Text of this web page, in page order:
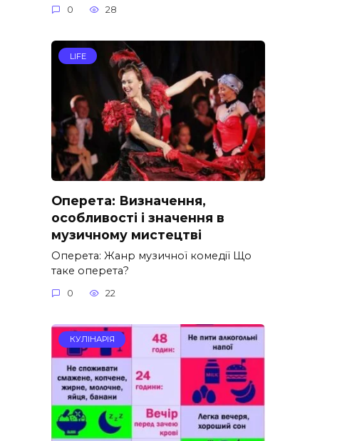
0 28
LIFE
Оперета: Визначення,
особливості і значення в
музичному мистецтві
Оперета: Жанр музичної комедії Що
таке оперета?
0 22
КУЛІНАРІЯ